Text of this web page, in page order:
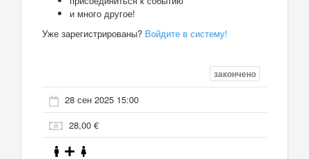
и много другое!
Уже зарегистрированы? Войдите в систему!
закончено
28 сен 2025 15:00
28,00 €